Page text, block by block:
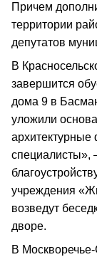
Причем
территории
депутатов
В
завершится
дома 9 в
уложили
архитектурные
специалисты»,
учреждения
возведут
дворе.
В